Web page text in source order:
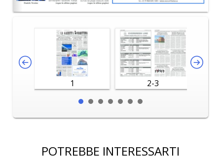
1 2-3
POTREBBE INTERESSARTI